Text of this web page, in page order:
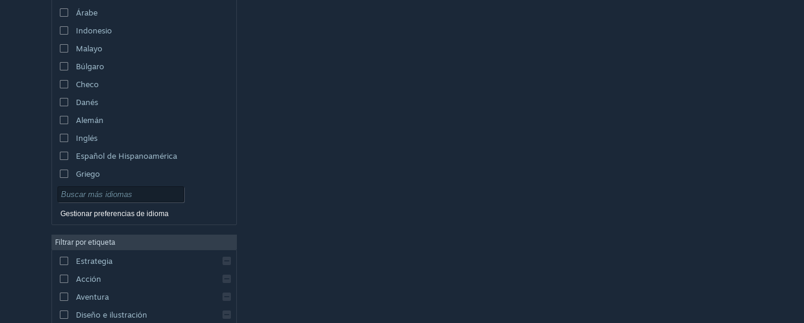
Árabe
Indonesio
Malayo
Búlgaro
Checo
Danés
Alemán
Inglés
Español de Hispanoamérica
Griego
Gestionar preferencias de idioma
Filtrar por etiqueta
Estrategia
Acción
Aventura
Diseño e ilustración